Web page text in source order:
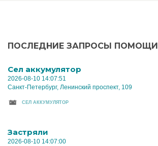
ПОСЛЕДНИЕ ЗАПРОСЫ ПОМОЩИ
Cел аккумулятор
2026-08-10 14:07:51
Санкт-Петербург, Ленинский проспект, 109
CЕЛ АККУМУЛЯТОР
Застряли
2026-08-10 14:07:00